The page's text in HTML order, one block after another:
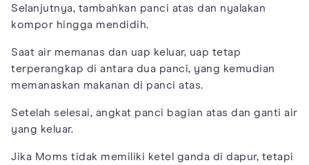
Selanjutnya, tambahkan panci atas dan nyalakan
kompor hingga mendidih.
Saat air memanas dan uap keluar, uap tetap
terperangkap di antara dua panci, yang kemudian
memanaskan makanan di panci atas.
Setelah selesai, angkat panci bagian atas dan ganti air
yang keluar.
Jika Moms tidak memiliki ketel ganda di dapur, tetapi